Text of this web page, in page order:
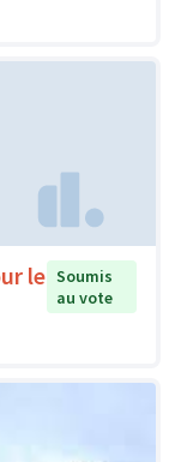
le Soumis
au vote